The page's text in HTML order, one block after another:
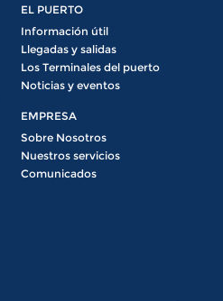
EL PUERTO
Información útil
Llegadas y salidas
Los Terminales del puerto
Noticias y eventos
EMPRESA
Sobre Nosotros
Nuestros servicios
Comunicados